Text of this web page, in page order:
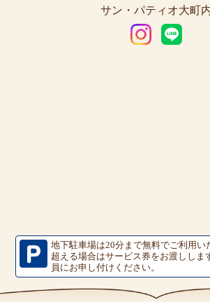
サン・パティオ大町
地下駐車場は20分まで無料でご利用い
超える場合はサービス券をお渡ししま
員にお申し付けください。